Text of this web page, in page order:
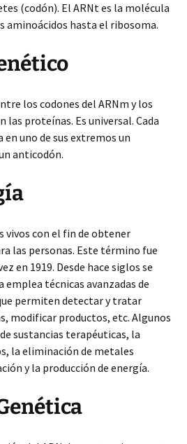
(codón). El ARNt es la molécula
aminoácidos hasta el ribosoma.
los codones del ARNm y los
las proteínas. Es universal. Cada
uno de sus extremos un
anticodón.
vivos con el fin de obtener
las personas. Este término fue
en 1919. Desde hace siglos se
técnicas avanzadas de
permiten detectar y tratar
modificar productos, etc. Algunos
sustancias terapéuticas, la
la eliminación de metales
y la producción de energía.